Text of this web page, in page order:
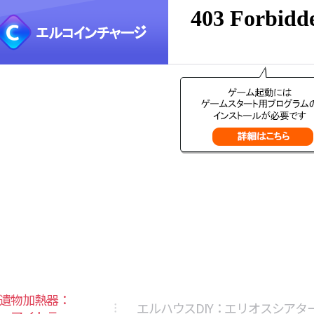
物加熱器：
エルハウスDIY：エリオスシアタ